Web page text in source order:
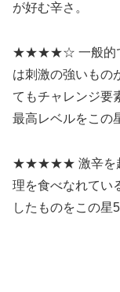
が好む辛さ。
★★★★☆ 一般的で
は刺激の強いもの
てもチャレンジ要
最高レベルをこの
★★★★★ 激辛を超
理を食べなれてい
したものをこの星5